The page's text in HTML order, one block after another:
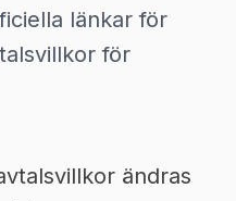
länkar för
för
ändras